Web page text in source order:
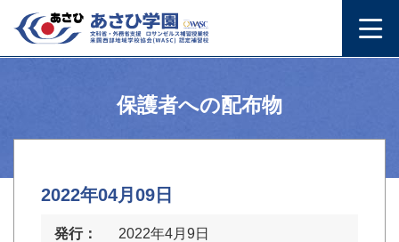
保護者への配布物
2022年04月09日
発行： 2022年4月9日